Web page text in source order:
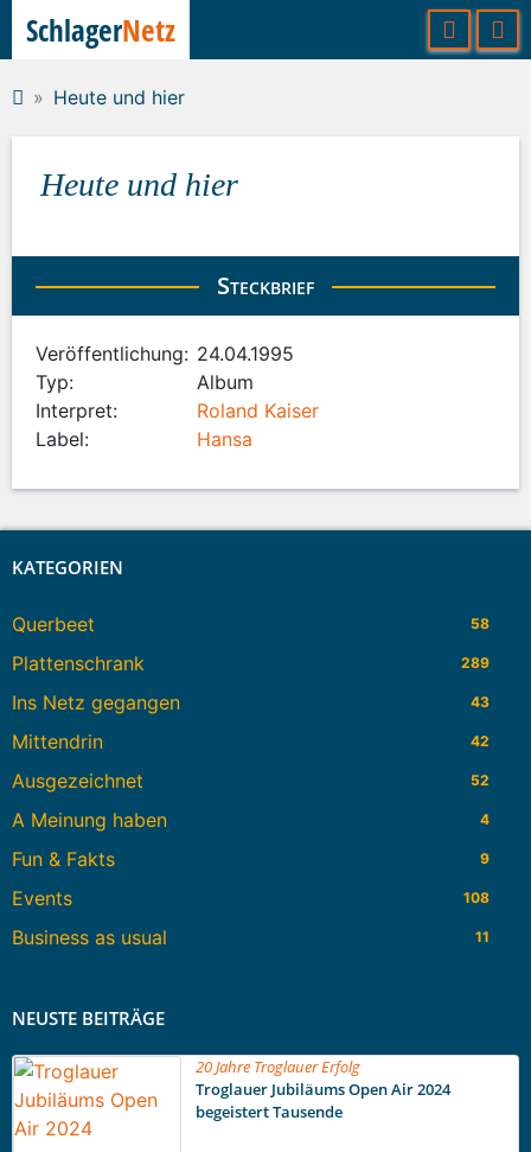
Heute und hier
Heute und hier
Steckbrief
Veröffentlichung: 24.04.1995
Typ:
Album
Interpret:
Roland Kaiser
Label:
Hansa
SchlagerNetz
KATEGORIEN
Querbeet 58
Plattenschrank 289
Ins Netz gegangen 43
Mittendrin 42
Ausgezeichnet 52
A Meinung haben 4
Fun & Fakts 9
Events 108
Business as usual 11
NEUSTE BEITRÄGE
20 Jahre Troglauer Erfolg
Troglauer Jubiläums Open Air 2024
begeistert Tausende